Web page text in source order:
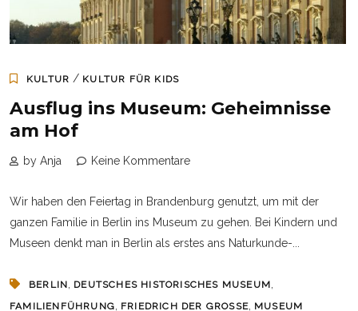
KULTUR / KULTUR FÜR KIDS
Ausflug ins Museum: Geheimnisse
am Hof
by Anja Keine Kommentare
Wir haben den Feiertag in Brandenburg genutzt, um mit der
ganzen Familie in Berlin ins Museum zu gehen. Bei Kindern und
Museen denkt man in Berlin als erstes ans Naturkunde-...
BERLIN DEUTSCHES HISTORISCHES MUSEUM
FAMILIENFÜHRUNG FRIEDRICH DER GROSSE MUSEUM